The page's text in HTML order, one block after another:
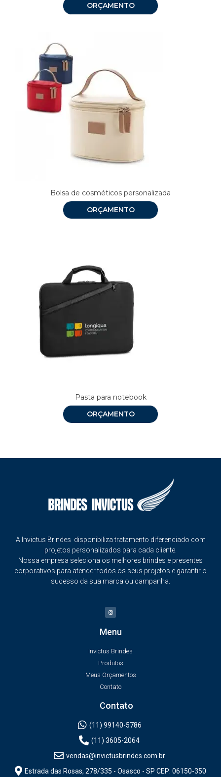
ORÇAMENTO
Bolsa de cosméticos personalizada
ORÇAMENTO
Pasta para notebook
ORÇAMENTO
A Invictus Brindes disponibiliza tratamento diferenciado com
projetos personalizados para cada cliente.
Nossa empresa seleciona os melhores brindes e presentes
corporativos para atender todos os seus projetos e garantir o
sucesso da sua marca ou campanha.
Menu
Invictus Brindes
Produtos
Meus Orçamentos
Contato
Contato
(11) 99140-5786
(11) 3605-2064
vendas@invictusbrindes.com.br
Estrada das Rosas, 278/335 - Osasco - SP CEP: 06150-350